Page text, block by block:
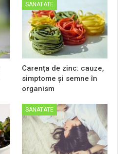
SANATATE
Carența de zinc: cauze,
simptome și semne în
organism
SANATATE